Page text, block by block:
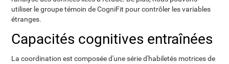
utiliser le groupe témoin de CogniFit pour contrôler les variables
étranges.
Capacités cognitives entraînées
La coordination est composée d'une série d'habiletés motrices de